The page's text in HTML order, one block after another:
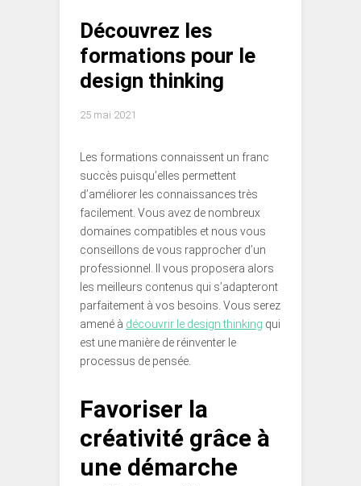
Découvrez les
formations pour le
design thinking
25 mai 2021
Les formations connaissent un franc
succès puisqu’elles permettent
d’améliorer les connaissances très
facilement. Vous avez de nombreux
domaines compatibles et nous vous
conseillons de vous rapprocher d’un
professionnel. Il vous proposera alors
les meilleurs contenus qui s’adapteront
parfaitement à vos besoins. Vous serez
amené à découvrir le design thinking qui
est une manière de réinventer le
processus de pensée.
Favoriser la
créativité grâce à
une démarche